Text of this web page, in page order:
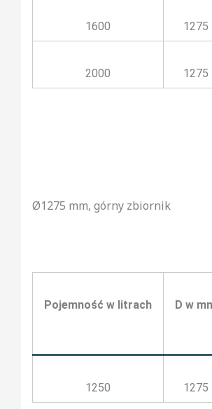
1600 1275
2000 1275
Ø1275 mm, górny zbiornik
Pojemność w litrach D w
1250 1275